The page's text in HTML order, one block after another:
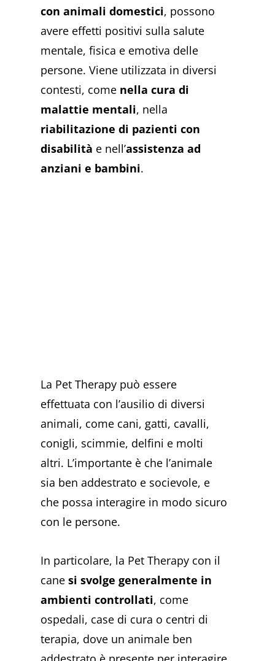
con animali domestici, possono
avere effetti positivi sulla salute
mentale, fisica e emotiva delle
persone. Viene utilizzata in diversi
contesti, come nella cura di
malattie mentali, nella
riabilitazione di pazienti con
disabilità e nell’assistenza ad
anziani e bambini.
La Pet Therapy può essere
effettuata con l’ausilio di diversi
animali, come cani, gatti, cavalli,
conigli, scimmie, delfini e molti
altri. L’importante è che l’animale
sia ben addestrato e socievole, e
che possa interagire in modo sicuro
con le persone.
In particolare, la Pet Therapy con il
canesi svolge generalmente in
ambienti controllati, come
ospedali, case di cura o centri di
terapia, dove un animale ben